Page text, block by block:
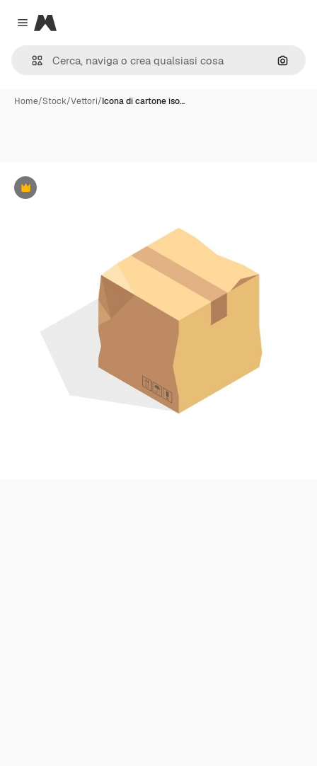
Close menu
Magnific
Cerca
Home/Stock/Vettori/Icona di cartone iso…
Premium